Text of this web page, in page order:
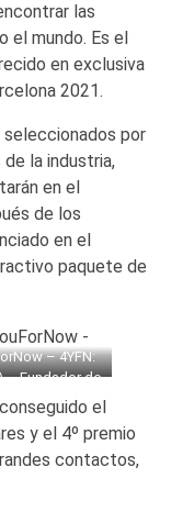
las
mundo. Es el
en exclusiva
2021.
seleccionados por
la industria,
en el
de los
en el
paquete de
– 4YFN:
– Fundador de
de EATINN,
Mª Peral –
INN.
el
y el 4º premio
contactos,